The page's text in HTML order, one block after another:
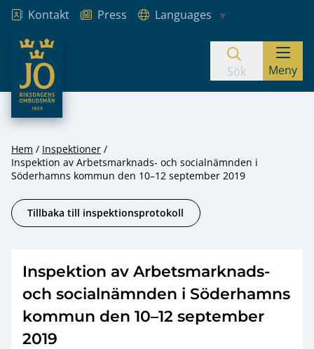
Hoppa till innehåll
Kontakt Press
Languages
JO – Riksdagens Ombudsmän
Sök Meny
Hem
Inspektioner
Inspektion av Arbetsmarknads- och socialnämnden i
Söderhamns kommun den 10–12 september 2019
Tillbaka till inspektionsprotokoll
Inspektion av Arbetsmarknads-
och socialnämnden i Söderhamns
kommun den 10–12 september
2019